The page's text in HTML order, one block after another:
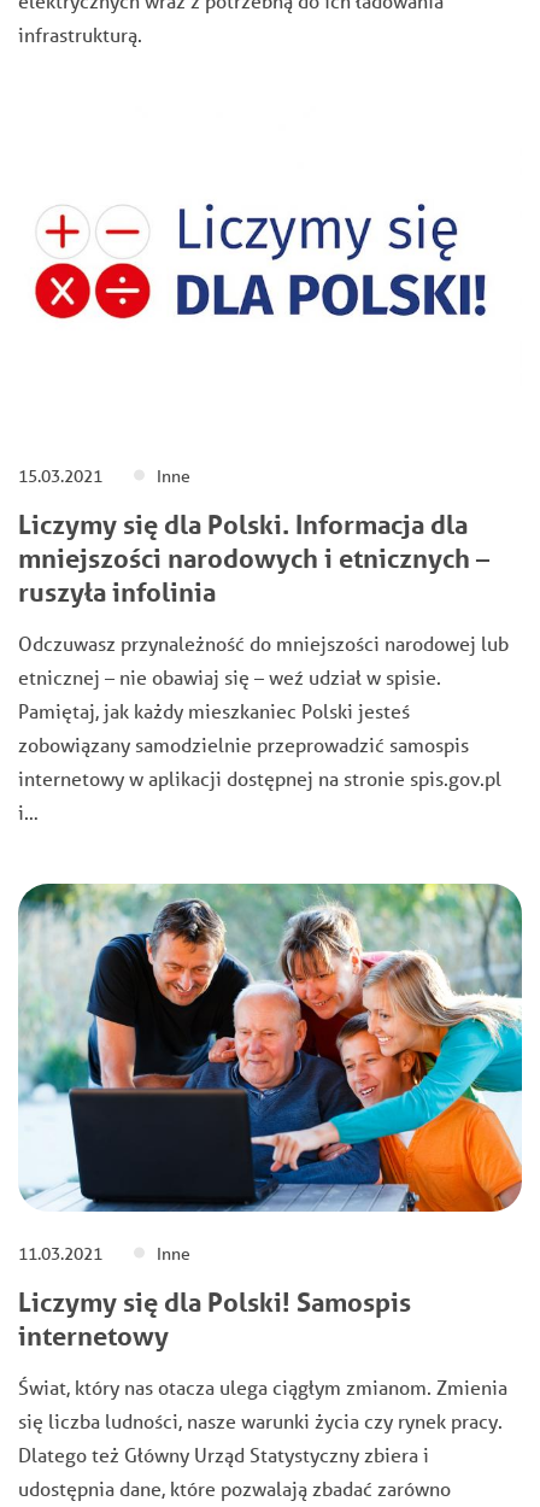
infrastrukturą.
15.03.2021 Inne
Liczymy się dla Polski. Informacja dla
mniejszości narodowych i etnicznych –
ruszyła infolinia
Odczuwasz przynależność do mniejszości narodowej lub
etnicznej – nie obawiaj się – weź udział w spisie.
Pamiętaj, jak każdy mieszkaniec Polski jesteś
zobowiązany samodzielnie przeprowadzić samospis
internetowy w aplikacji dostępnej na stronie spis.gov.pl
i…
11.03.2021 Inne
Liczymy się dla Polski! Samospis
internetowy
Świat, który nas otacza ulega ciągłym zmianom. Zmienia
się liczba ludności, nasze warunki życia czy rynek pracy.
Dlatego też Główny Urząd Statystyczny zbiera i
udostępnia dane, które pozwalają zbadać zarówno